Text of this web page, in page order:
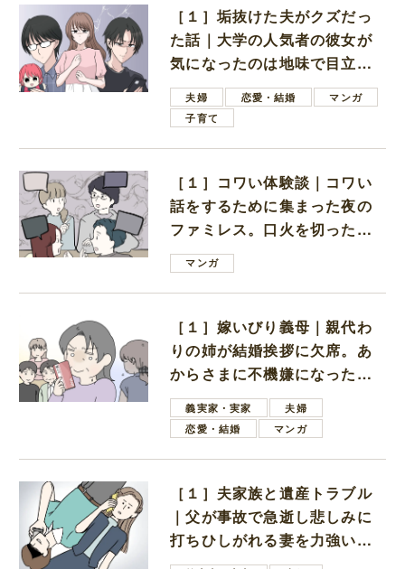
［１］垢抜けた夫がクズだっ
た話｜大学の人気者の彼女が
気になったのは地味で目立た
ない男子学生
夫婦 恋愛・結婚
マンガ
子育て
［１］コワい体験談｜コワい
話をするために集まった夜の
ファミレス。口火を切ったの
は電車好きの男の子ママ
マンガ
［１］嫁いびり義母｜親代わ
りの姉が結婚挨拶に欠席。あ
からさまに不機嫌になった義
母義実家・実家
夫婦
恋愛・結婚
マンガ
［１］夫家族と遺産トラブル
｜父が事故で急逝し悲しみに
打ちひしがれる妻を力強い言
葉で励ます夫